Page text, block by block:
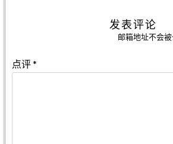
发表评论
邮箱地址不会被
点评*